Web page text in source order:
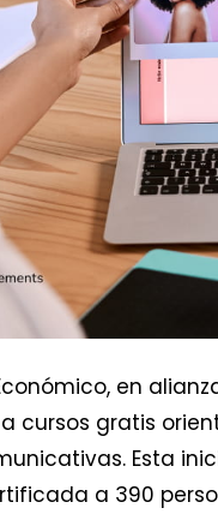
en
cursos gratis
Esta
a 390